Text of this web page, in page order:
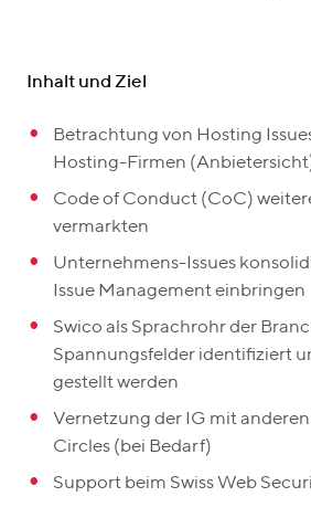
Inhalt und Ziel
Betrachtung von Hosting
Hosting-Firmen
Code of Conduct (CoC)
vermarkten
Unternehmens-Issues
Issue Management einbringen
Swico als Sprachrohr der
Spannungsfelder identifiziert
gestellt werden
Vernetzung der IG mit
Circles (bei Bedarf)
Support beim Swiss Web